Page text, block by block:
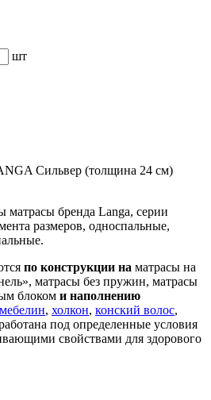
шт
Сильвер (толщина 24 см)
матрасы бренда Langa, серии
размеров, односпальные,
по конструкции на матрасы на
матрасы без пружин, матрасы
блоком и наполнению
мебелин, холкон, конский волос,
под определенные условия
свойствами для здорового